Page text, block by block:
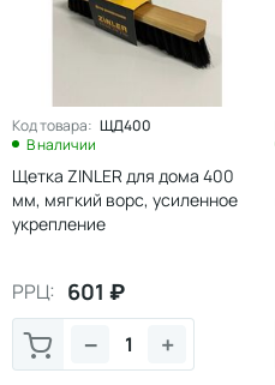
Код товара: ЩД400
В наличии
Щетка ZINLER для дома 400
мм, мягкий ворс, усиленное
укрепление
РРЦ: 601 ₽
+
−